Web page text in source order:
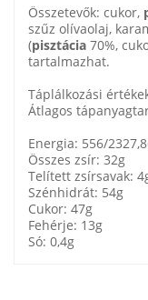
Összetevők: cukor,
szűz olívaolaj,
(pisztácia 70%,
tartalmazhat.
Táplálkozási
Átlagos
Energia: 556/
Összes zsír: 32g
Telített zsírsavak:
Szénhidrát: 54g
Cukor: 47g
Fehérje: 13g
Só: 0,4g